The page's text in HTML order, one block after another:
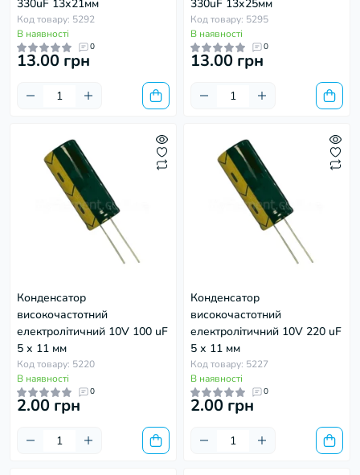
330uF 13х21мм
Код товару: 5292
В наявності
0
13.00 грн
330uF 13х25мм
Код товару: 5295
В наявності
0
13.00 грн
Конденсатор
високочастотний
електролітичний 10V 100 uF
5 х 11 мм
Код товару: 5220
В наявності
0
2.00 грн
Конденсатор
високочастотний
електролітичний 10V 220 uF
5 х 11 мм
Код товару: 5227
В наявності
0
2.00 грн